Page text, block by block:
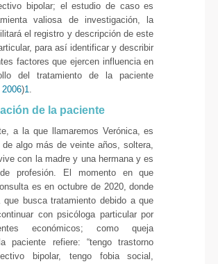
bipolar; el estudio de caso es
valiosa de investigación, la
el registro y descripción de este
para así identificar y describir
factores que ejercen influencia en
del tratamiento de la paciente
2006)1.
de la paciente
a la que llamaremos Verónica, es
de algo más de veinte años, soltera,
con la madre y una hermana y es
profesión. El momento en que
es en octubre de 2020, donde
que busca tratamiento debido a que
con psicóloga particular por
económicos; como queja
paciente refiere: “tengo trastorno
bipolar, tengo fobia social,